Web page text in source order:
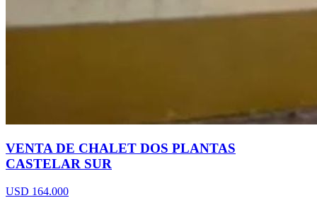
VENTA DE CHALET DOS PLANTAS
CASTELAR SUR
USD 164.000